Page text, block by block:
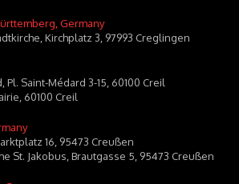
Germany
Kirchplatz 3, 97993 Creglingen
Pl. Saint-Médard 3-15, 60100 Creil
60100 Creil
16, 95473 Creußen
St. Jakobus, Brautgasse 5, 95473 Creußen